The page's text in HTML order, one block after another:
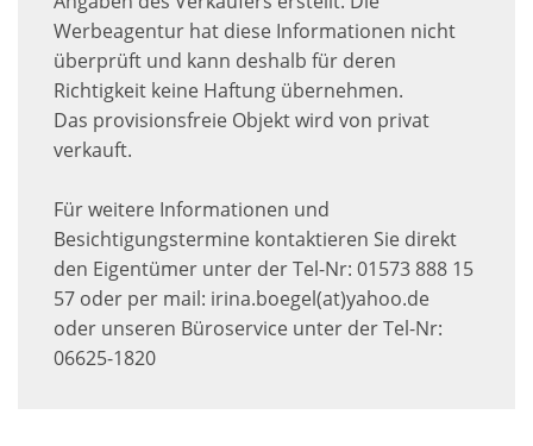
Werbeagentur hat diese Informationen nicht
überprüft und kann deshalb für deren
Richtigkeit keine Haftung übernehmen.
Das provisionsfreie Objekt wird von privat
verkauft.
Für weitere Informationen und
Besichtigungstermine kontaktieren Sie direkt
den Eigentümer unter der Tel-Nr: 01573 888 15
57 oder per mail: irina.boegel(at)yahoo.de
oder unseren Büroservice unter der Tel-Nr:
06625-1820